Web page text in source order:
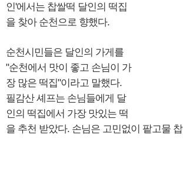
인'에서는 찹쌀떡 달인의 떡집
을 찾아 순천으로 향했다.
순천시민들은 달인의 가게를
"순천에서 맛이 좋고 손님이 가
장 많은 떡집"이라고 말했다.
필감산 셰프는 손님들에게 달
인의 떡집에서 가장 맛있는 떡
을 추천 받았다. 손님은 고민없이 팥고물